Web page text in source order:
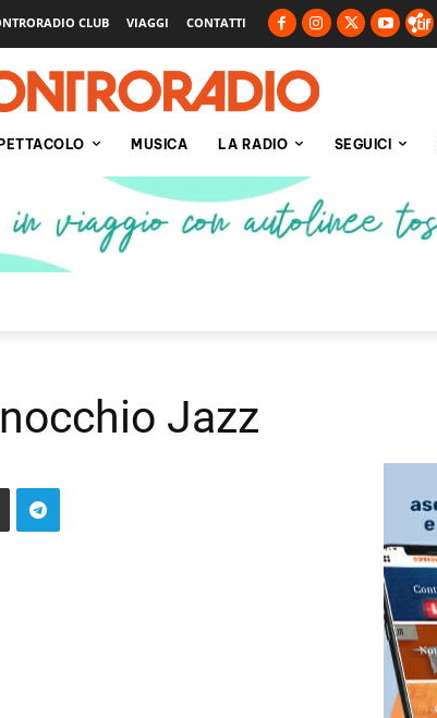
CLUB VIAGGI CONTATTI
MUSICA LA RADIO SEGUICI
Jazz